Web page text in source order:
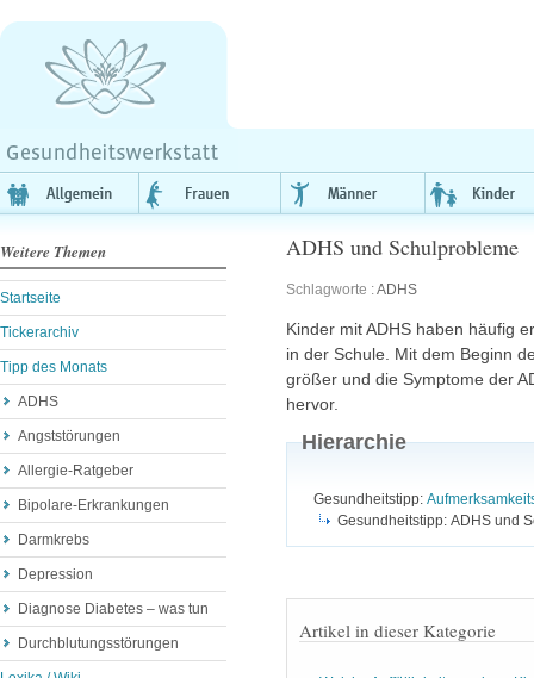
Weitere Themen
Startseite
Tickerarchiv
Tipp des Monats
ADHS
Angststörungen
Allergie-Ratgeber
Bipolare-Erkrankungen
Darmkrebs
Depression
Diagnose Diabetes – was tun
Durchblutungsstörungen
ADHS und Schulprobleme
Schlagworte :ADHS
Kinder mitADHS haben häufig
in der Schule. Mit dem Beginn
größer und die Symptome der
hervor.
Hierarchie
Gesundheitstipp:
Gesundheitstipp: ADHS und
Artikel in dieser Kategorie